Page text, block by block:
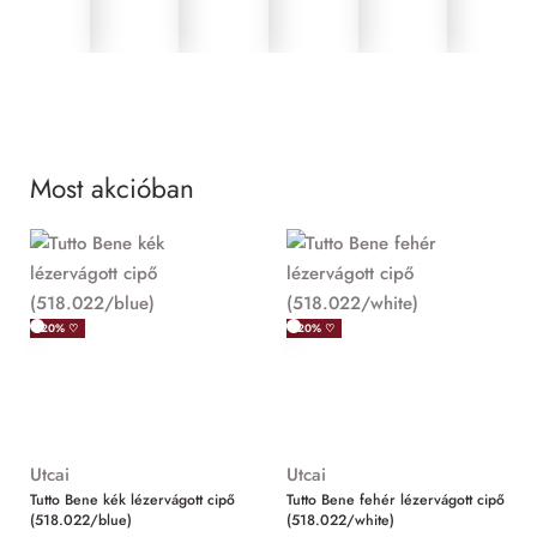
Most akcióban
-20% ♡
Utcai
Tutto Bene kék lézervágott cipő
(518.022/blue)
-20% ♡
Utcai
Tutto Bene fehér lézervágott cipő
(518.022/white)